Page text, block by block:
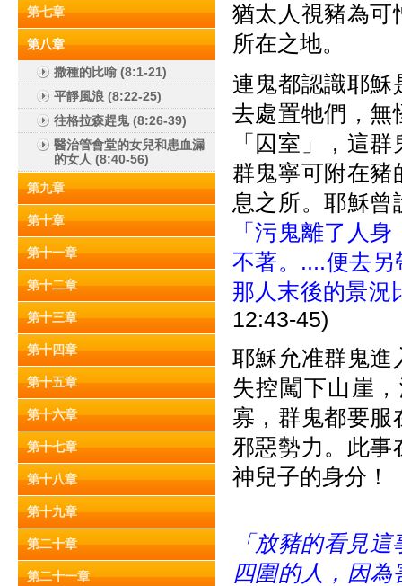
第七章
第八章
撒種的比喻 (8:1-21)
平靜風浪 (8:22-25)
往格拉森趕鬼 (8:26-39)
醫治管會堂的女兒和患血漏
的女人 (8:40-56)
第九章
第十章
第十一章
第十二章
第十三章
第十四章
第十五章
第十六章
第十七章
第十八章
第十九章
第二十章
第二十一章
猶太人視豬為可
所在之地。
連鬼都認識耶穌
去處置牠們，無
「囚室」，這
群鬼寧可附在豬
息之所。耶穌曾
「污鬼離了人
不著。....便去
那人末後的景況
12:43-45)
耶穌允准群鬼進
失控闖下山崖
寡，群鬼都要服
邪惡勢力。此事
神兒子的身分！
「放豬的看見
四圍的人，因